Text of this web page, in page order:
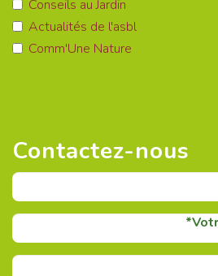
Conseils au Jardin
Actualités de l'asbl
Comm'Une Nature
Contactez-nous